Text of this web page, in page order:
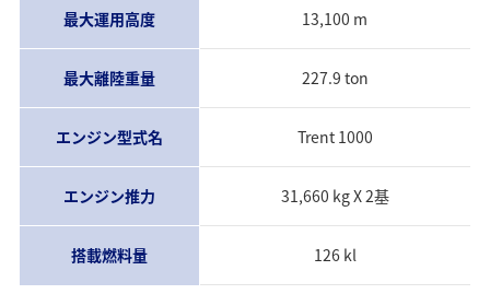
最大運用高度 13,100 m
最大離陸重量 227.9 ton
エンジン型式名 Trent 1000
エンジン推力 31,660 kg X 2基
搭載燃料量 126 kl